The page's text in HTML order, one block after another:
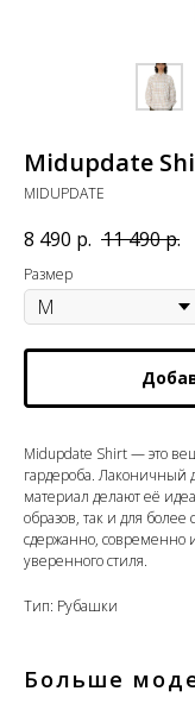
Midupdate
MIDUPDATE
8 490 р. 11 490р.
Размер
Midupdate Shirt — это
гардероба. Лаконичный
материал делают её
образов, так и для
сдержанно, современно
уверенного стиля.
Тип: Рубашки
Больше